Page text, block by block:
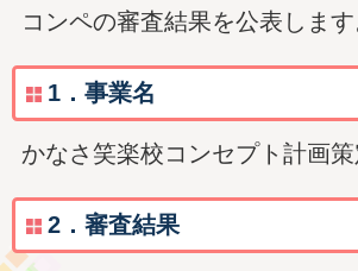
コンペの審査結果を公表します
1．事業名
かなさ笑楽校コンセプト計画
2．審査結果